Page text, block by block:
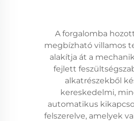
A forgalomba
megbízható villamos
alakítja át a
fejlett
alkatrészekből
kereskedelmi,
automatikus
felszerelve, amelyek